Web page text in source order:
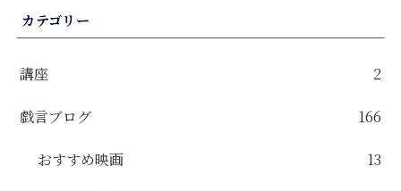
カテゴリー
講座 2
戯言ブログ 166
おすすめ映画 13